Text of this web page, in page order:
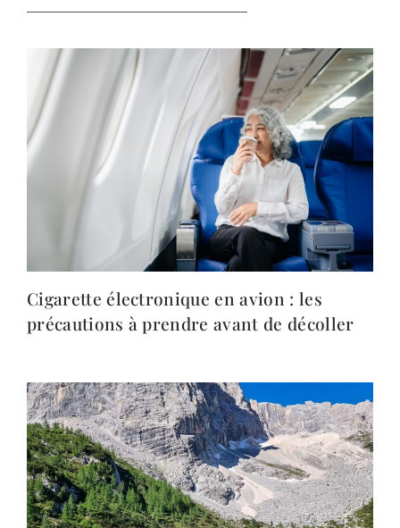
Cigarette électronique en avion : les
précautions à prendre avant de décoller